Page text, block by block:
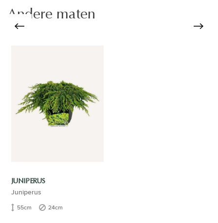
Andere maten
JUNIPERUS
Juniperus
55cm 24cm